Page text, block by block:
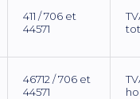
411 / 706 et
44571
46712 / 706 et
44571